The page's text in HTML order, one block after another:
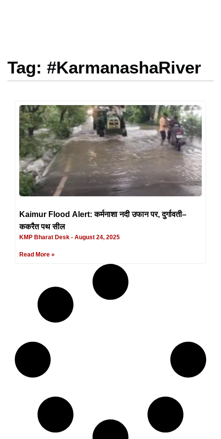
Tag: #KarmanashaRiver
Kaimur Flood Alert: कर्मनाशा नदी उफान पर, दुर्गावती–
ककरैत पथ सील
KMP Bharat Desk August 24, 2025
Read More »